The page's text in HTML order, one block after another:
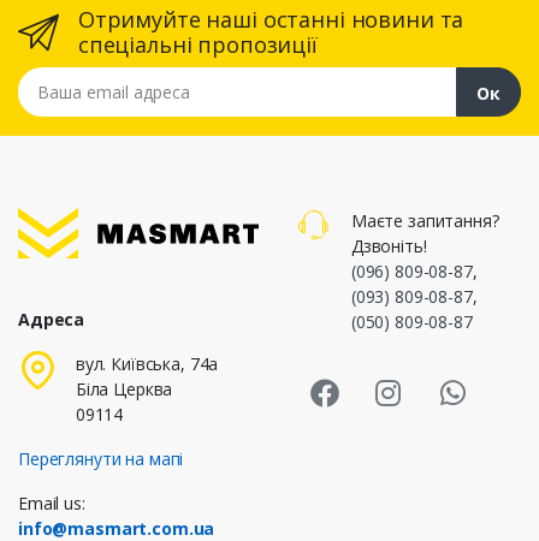
Отримуйте наші останні новини та
спеціальні пропозиції
Ваша email адреса
Ок
Адреса
вул. Київська, 74а
Біла Церква
09114
Переглянути на мапі
Email us:
info@masmart.com.ua
Маєте запитання?
Дзвоніть!
(096) 809-08-87,
(093) 809-08-87,
(050) 809-08-87